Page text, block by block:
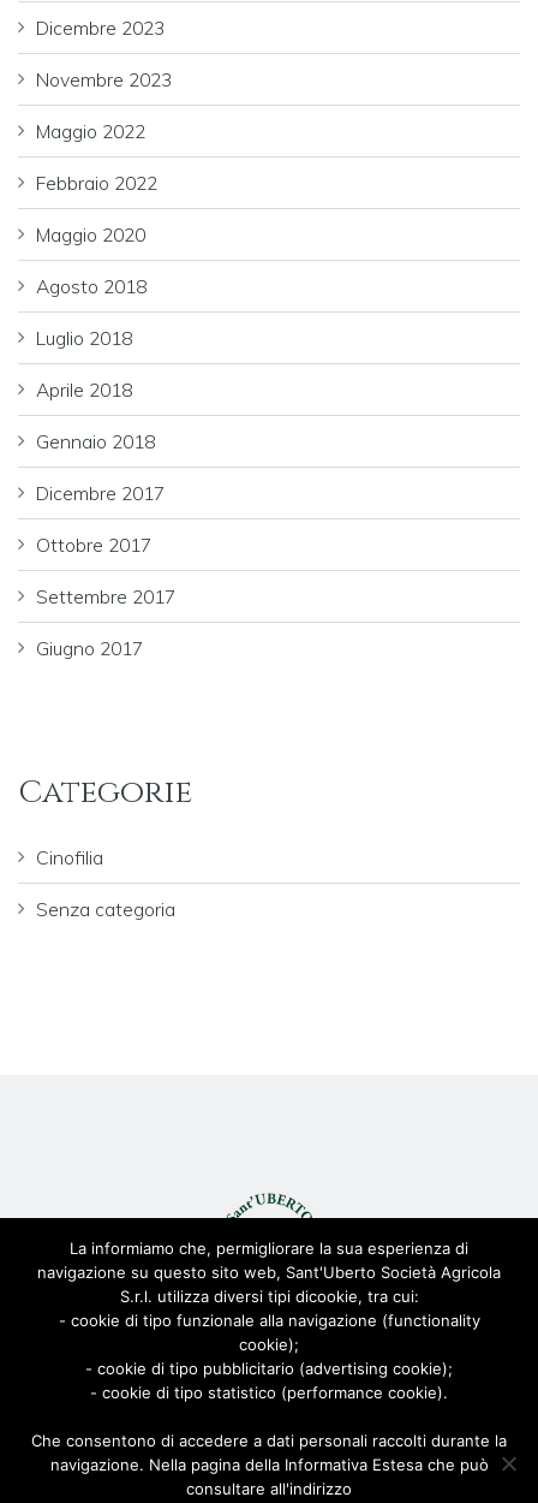
Dicembre 2023
Novembre 2023
Maggio 2022
Febbraio 2022
Maggio 2020
Agosto 2018
Luglio 2018
Aprile 2018
Gennaio 2018
Dicembre 2017
Ottobre 2017
Settembre 2017
Giugno 2017
Categorie
Cinofilia
Senza categoria
© Sant'Uberto Società Agricola s.r.l. - All Rights Reserved CF:
08155680963
Viale Toscana 200, 21052 Busto Arsizio [VARESE]
Privacy Policy |Cookie Policy| Powered byAD-ADVANCED
La informiamo che, permigliorare la sua esperienza di
navigazione su questo sito web, Sant'Uberto Società Agricola
S.r.l. utilizza diversi tipi dicookie, tra cui:
- cookie di tipo funzionale alla navigazione (functionality
cookie);
- cookie di tipo pubblicitario (advertising cookie);
- cookie di tipo statistico (performance cookie).
Che consentono di accedere a dati personali raccolti durante la
navigazione. Nella pagina della Informativa Estesa che può
consultare all'indirizzo